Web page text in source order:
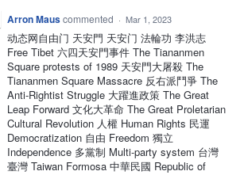
Arron Mauscommented · Mar 1, 2023
动态网自由门 天安門 天安门 法輪功 李洪志
Free Tibet 六四天安門事件 The Tiananmen
Square protests of 1989 天安門大屠殺 The
Tiananmen Square Massacre 反右派鬥爭 The
Anti-Rightist Struggle 大躍進政策 The Great
Leap Forward 文化大革命 The Great Proletarian
Cultural Revolution 人權 Human Rights 民運
Democratization 自由 Freedom 獨立
Independence 多黨制 Multi-party system 台灣
臺灣 Taiwan Formosa 中華民國 Republic of